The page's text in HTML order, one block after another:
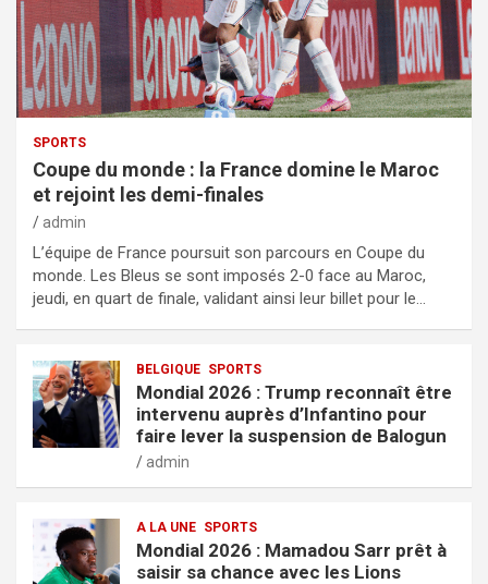
SPORTS
Coupe du monde : la France domine le Maroc
et rejoint les demi-finales
admin
L’équipe de France poursuit son parcours en Coupe du
monde. Les Bleus se sont imposés 2-0 face au Maroc,
jeudi, en quart de finale, validant ainsi leur billet pour le…
BELGIQUE SPORTS
Mondial 2026 : Trump reconnaît être
intervenu auprès d’Infantino pour
faire lever la suspension de Balogun
admin
A LA UNE SPORTS
Mondial 2026 : Mamadou Sarr prêt à
saisir sa chance avec les Lions